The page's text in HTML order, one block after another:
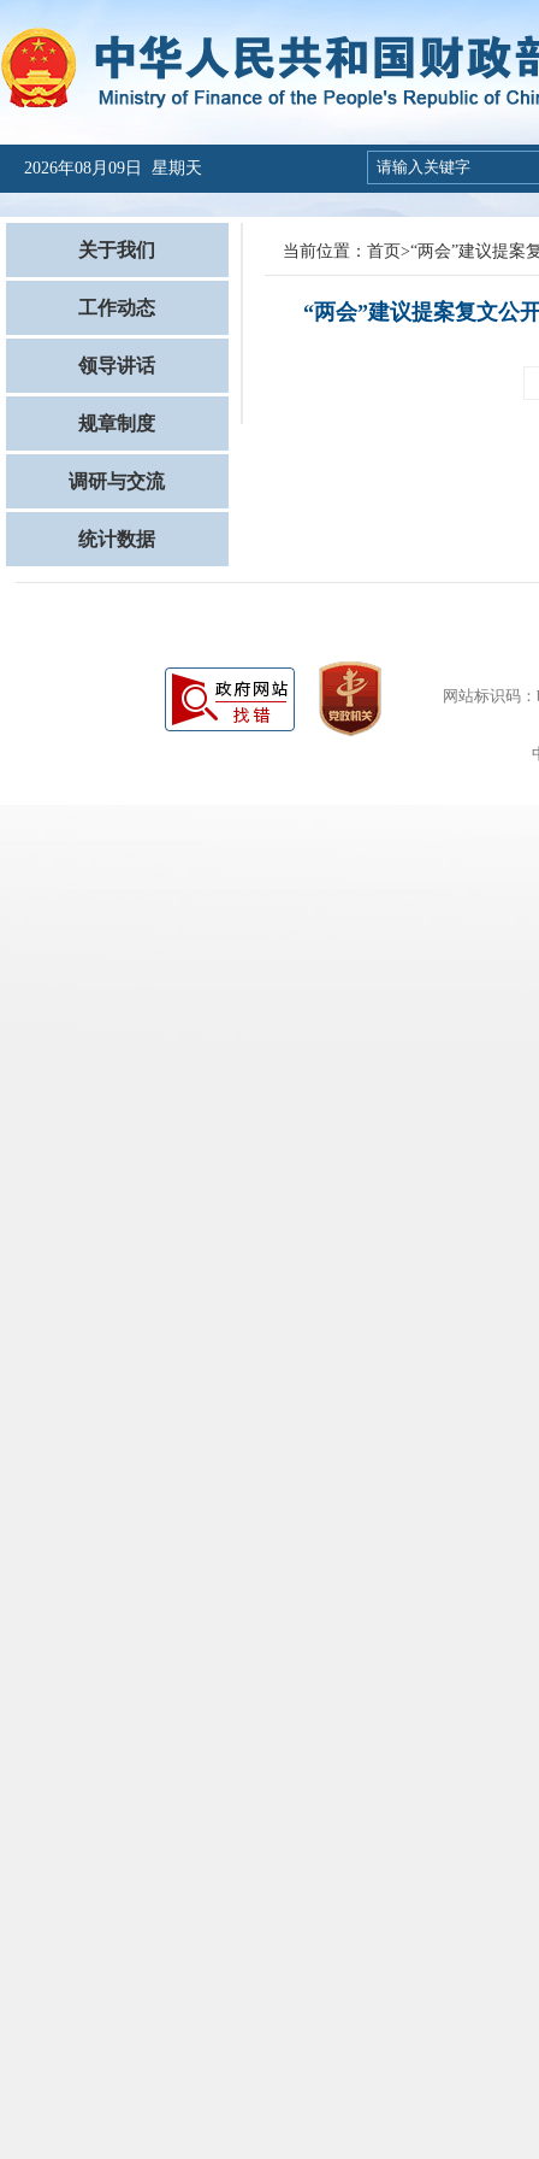
2026年08月09日 星期天
关于我们
工作动态
领导讲话
规章制度
调研与交流
统计数据
当前位置： 首页>“两会”建议提案
“两会”建议提案复文公
网站标识码